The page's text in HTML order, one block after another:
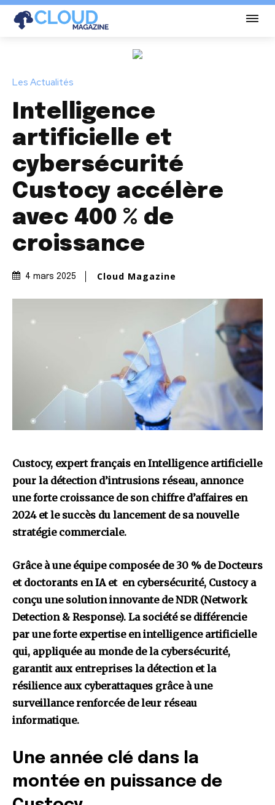
Les Actualités
Intelligence
artificielle et
cybersécurité
Custocy accélère
avec 400 % de
croissance
4 mars 2025 Cloud Magazine
Custocy, expert français en Intelligence artificielle
pour la détection d’intrusions réseau, annonce
une forte croissance de son chiffre d’affaires en
2024 et le succès du lancement de sa nouvelle
stratégie commerciale.
Grâce à une équipe composée de 30 % de Docteurs
et doctorants en IA et en cybersécurité, Custocy a
conçu une solution innovante de NDR (Network
Detection & Response). La société se différencie
par une forte expertise en intelligence artificielle
qui, appliquée au monde de la cybersécurité,
garantit aux entreprises la détection et la
résilience aux cyberattaques grâce à une
surveillance renforcée de leur réseau
informatique.
Une année clé dans la
montée en puissance de